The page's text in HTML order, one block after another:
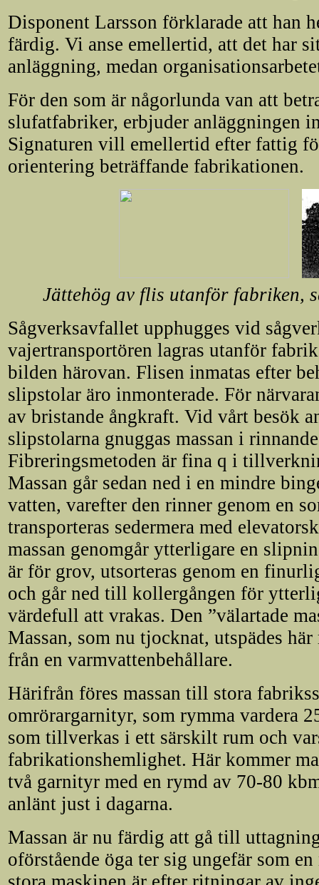
Disponent Larsson förklarade att han
färdig. Vi anse emellertid, att det har
anläggning, medan
För den som är någorlunda van att
slufatfabriker, erbjuder anläggningen
Signaturen vill emellertid efter fattig
orientering beträffande fabrikationen.
Jättehög av flis utanför fabriken,
Sågverksavfallet upphugges vid
vajertransportören lagras utanför
bilden härovan. Flisen inmatas efter
slipstolar äro inmonterade. För
av bristande ångkraft. Vid vårt besök
slipstolarna gnuggas massan i
Fibreringsmetoden är fina q i
Massan går sedan ned i en mindre
vatten, varefter den rinner genom en
transporteras sedermera med
massan genomgår ytterligare en
är för grov, utsorteras genom en
och går ned till kollergången för
värdefull att vrakas. Den ”välartade
Massan, som nu tjocknat, utspädes
från en varmvattenbehållare.
Härifrån föres massan till stora
omrörargarnityr, som rymma vardera
som tillverkas i ett särskilt rum och
fabrikationshemlighet. Här kommer
två garnityr med en rymd av 70-80
anlänt just i dagarna.
Massan är nu färdig att gå till
oförstående öga ter sig ungefär som